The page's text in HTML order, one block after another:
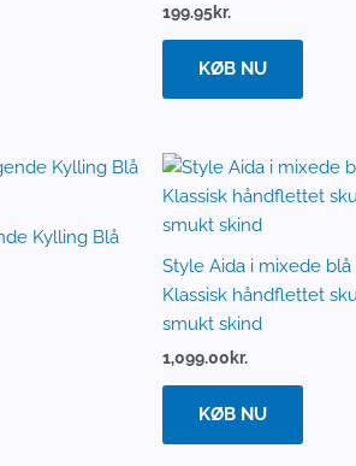
199.95kr.
KØB NU
Kylling Blå
Style Aida i mixede blå
Klassisk håndflettet
smukt skind
1,099.00kr.
KØB NU